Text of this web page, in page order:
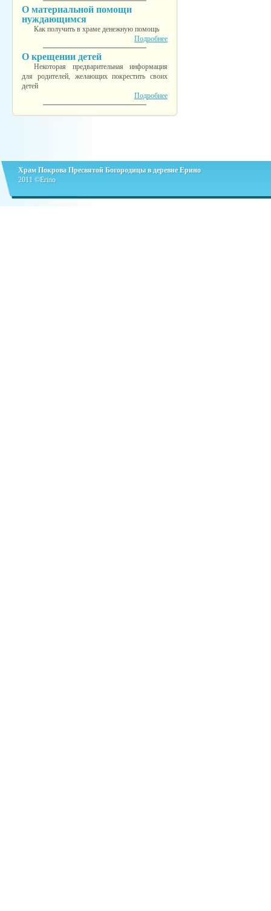
О материальной помощи
нуждающимся
Как получить в храме денежную помощь
Подробнее
О крещении детей
Некоторая предварительная информация
для родителей, желающих покрестить своих
детей
Подробнее
Храм Покрова Пресвятой Богородицы в деревне Ерино
2011 ©Erino